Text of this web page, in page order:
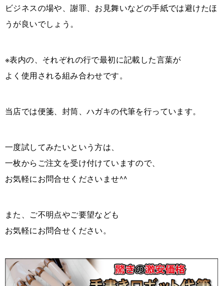
ビジネスの場や、謝罪、お見舞いなどの手紙では避けたほ
うが良いでしょう。
※表内の、それぞれの行で最初に記載した言葉が
よく使用される組み合わせです。
当店では便箋、封筒、ハガキの代筆を行っています。
一度試してみたいという方は、
一枚からご注文を受け付けていますので、
お気軽にお問合せくださいませ^^
また、ご不明点やご要望なども
お気軽にお問合せください。